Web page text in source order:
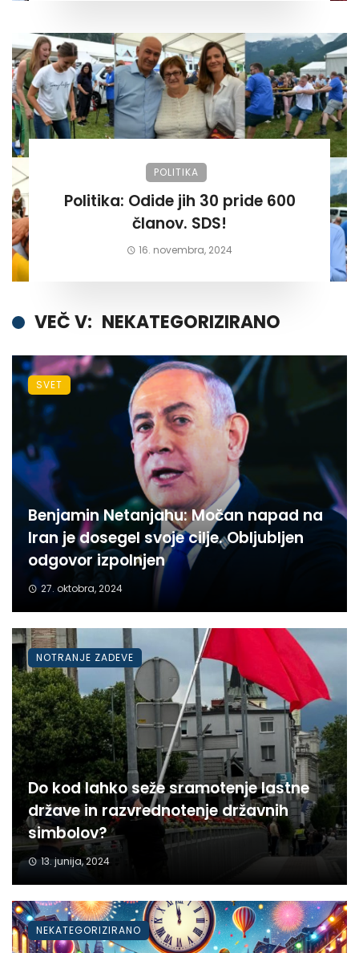
POLITIKA
Politika: Odide jih 30 pride 600
članov. SDS!
16. novembra, 2024
VEČ V: NEKATEGORIZIRANO
Benjamin Netanjahu: Močan napad na
Iran je dosegel svoje cilje. Obljubljen
odgovor izpolnjen
27. oktobra, 2024
SVET
Do kod lahko seže sramotenje lastne
države in razvrednotenje državnih
simbolov?
13. junija, 2024
NOTRANJE ZADEVE
NEKATEGORIZIRANO